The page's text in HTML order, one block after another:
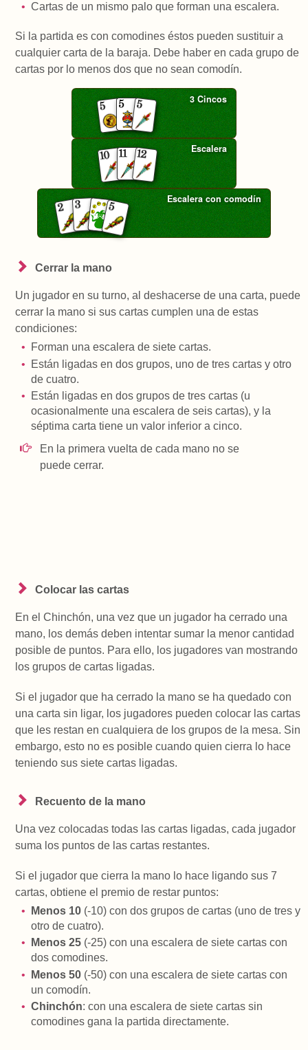
Cartas de un mismo palo que forman una escalera.
Si la partida es con comodines éstos pueden sustituir a
cualquier carta de la baraja. Debe haber en cada grupo de
cartas por lo menos dos que no sean comodín.
3 Cincos
Escalera
Escalera con comodín
Cerrar la mano
Un jugador en su turno, al deshacerse de una carta, puede
cerrar la mano si sus cartas cumplen una de estas
condiciones:
Forman una escalera de siete cartas.
Están ligadas en dos grupos, uno de tres cartas y otro
de cuatro.
Están ligadas en dos grupos de tres cartas (u
ocasionalmente una escalera de seis cartas), y la
séptima carta tiene un valor inferior a cinco.
En la primera vuelta de cada mano no se
puede cerrar.
Colocar las cartas
En el Chinchón, una vez que un jugador ha cerrado una
mano, los demás deben intentar sumar la menor cantidad
posible de puntos. Para ello, los jugadores van mostrando
los grupos de cartas ligadas.
Si el jugador que ha cerrado la mano se ha quedado con
una carta sin ligar, los jugadores pueden colocar las cartas
que les restan en cualquiera de los grupos de la mesa. Sin
embargo, esto no es posible cuando quien cierra lo hace
teniendo sus siete cartas ligadas.
Recuento de la mano
Una vez colocadas todas las cartas ligadas, cada jugador
suma los puntos de las cartas restantes.
Si el jugador que cierra la mano lo hace ligando sus 7
cartas, obtiene el premio de restar puntos:
Menos 10 (-10) con dos grupos de cartas (uno de tres y
otro de cuatro).
Menos 25 (-25) con una escalera de siete cartas con
dos comodines.
Menos 50 (-50) con una escalera de siete cartas con
un comodín.
Chinchón: con una escalera de siete cartas sin
comodines gana la partida directamente.